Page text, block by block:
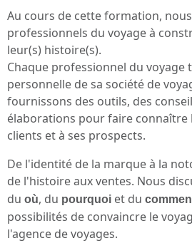
Au cours de cette formation,
professionnels du voyage à
leur(s) histoire(s).
Chaque professionnel du
personnelle de sa société de
fournissons des outils, des
élaborations pour faire connaître
clients et à ses prospects.
De l'identité de la marque à la
de l'histoire aux ventes. Nous
du où, du pourquoi et du
possibilités de convaincre le
l'agence de voyages.